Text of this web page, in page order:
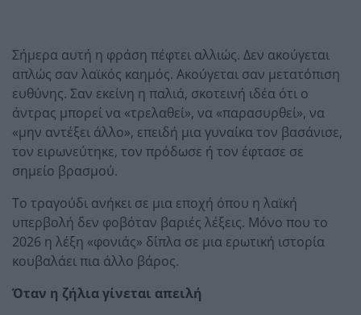
Σήμερα αυτή η φράση πέφτει αλλιώς. Δεν ακούγεται
απλώς σαν λαϊκός καημός. Ακούγεται σαν μετατόπιση
ευθύνης. Σαν εκείνη η παλιά, σκοτεινή ιδέα ότι ο
άντρας μπορεί να «τρελαθεί», να «παρασυρθεί», να
«μην αντέξει άλλο», επειδή μια γυναίκα τον βασάνισε,
τον ειρωνεύτηκε, τον πρόδωσε ή τον έφτασε σε
σημείο βρασμού.
Το τραγούδι ανήκει σε μια εποχή όπου η λαϊκή
υπερβολή δεν φοβόταν βαριές λέξεις. Μόνο που το
2026 η λέξη «φονιάς» δίπλα σε μια ερωτική ιστορία
κουβαλάει πια άλλο βάρος.
Όταν η ζήλια γίνεται απειλή